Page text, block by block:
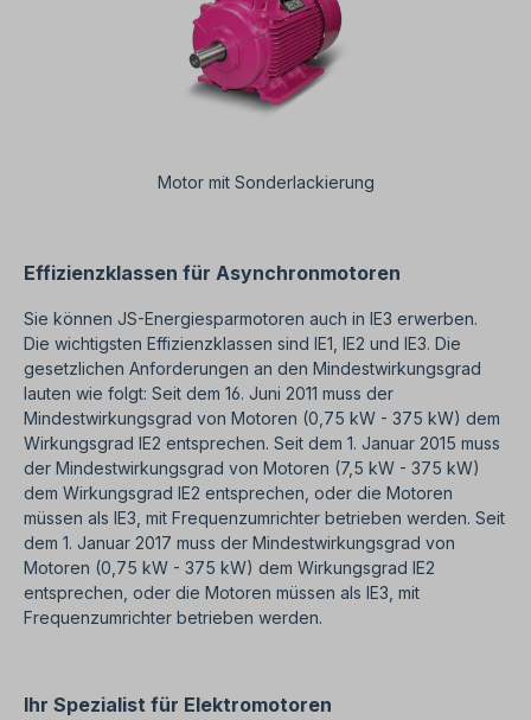
Motor mit Sonderlackierung
Effizienzklassen für Asynchronmotoren
Sie können JS-Energiesparmotoren auch in IE3 erwerben.
Die wichtigsten Effizienzklassen sind IE1, IE2 und IE3. Die
gesetzlichen Anforderungen an den Mindestwirkungsgrad
lauten wie folgt: Seit dem 16. Juni 2011 muss der
Mindestwirkungsgrad von Motoren (0,75 kW - 375 kW) dem
Wirkungsgrad IE2 entsprechen. Seit dem 1. Januar 2015 muss
der Mindestwirkungsgrad von Motoren (7,5 kW - 375 kW)
dem Wirkungsgrad IE2 entsprechen, oder die Motoren
müssen als IE3, mit Frequenzumrichter betrieben werden. Seit
dem 1. Januar 2017 muss der Mindestwirkungsgrad von
Motoren (0,75 kW - 375 kW) dem Wirkungsgrad IE2
entsprechen, oder die Motoren müssen als IE3, mit
Frequenzumrichter betrieben werden.
Ihr Spezialist für Elektromotoren